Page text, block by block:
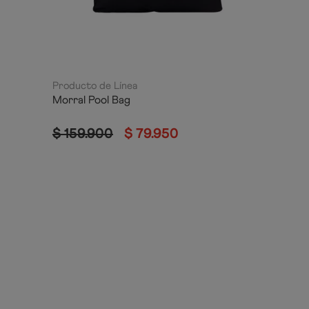
Producto de Línea
Morral Pool Bag
$ 159.900 $ 79.950